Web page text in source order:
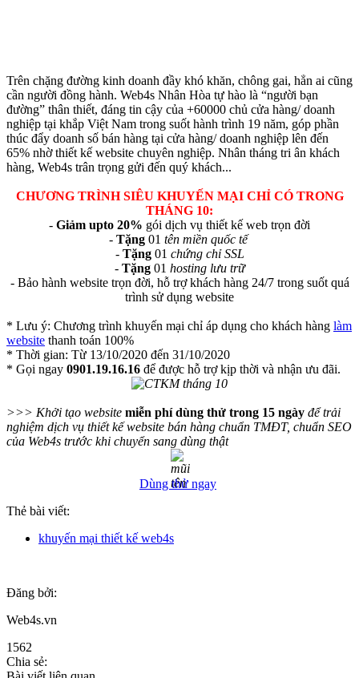
Trên chặng đường kinh doanh đầy khó khăn, chông gai, hẳn ai cũng
cần người đồng hành. Web4s Nhân Hòa tự hào là “người bạn
đường” thân thiết, đáng tin cậy của +60000 chủ cửa hàng/ doanh
nghiệp tại khắp Việt Nam trong suốt hành trình 19 năm, góp phần
thúc đẩy doanh số bán hàng tại cửa hàng/ doanh nghiệp lên đến
65% nhờ thiết kế website chuyên nghiệp. Nhân tháng tri ân khách
hàng, Web4s trân trọng gửi đến quý khách...
CHƯƠNG TRÌNH SIÊU KHUYẾN MẠI CHỈ CÓ TRONG
THÁNG 10:
- Giảm upto 20% gói dịch vụ thiết kế web trọn đời
- Tặng01 tên miền quốc tế
- Tặng01 chứng chỉ SSL
- Tặng01 hosting lưu trữ
- Bảo hành website trọn đời, hỗ trợ khách hàng 24/7 trong suốt quá
trình sử dụng website
* Lưu ý: Chương trình khuyến mại chỉ áp dụng cho khách hàng làm
website thanh toán 100%
* Thời gian: Từ 13/10/2020 đến 31/10/2020
* Gọi ngay 0901.19.16.16 để được hỗ trợ kịp thời và nhận ưu đãi.
>>> Khởi tạo website miễn phí dùng thử trong 15 ngày để trải
nghiệm dịch vụ thiết kế website bán hàng chuẩn TMĐT, chuẩn SEO
của Web4s trước khi chuyển sang dùng thật
Dùng thử ngay
Thẻ bài viết:
khuyến mại thiết kế web4s
Đăng bởi:
Web4s.vn
1562
Chia sẻ: